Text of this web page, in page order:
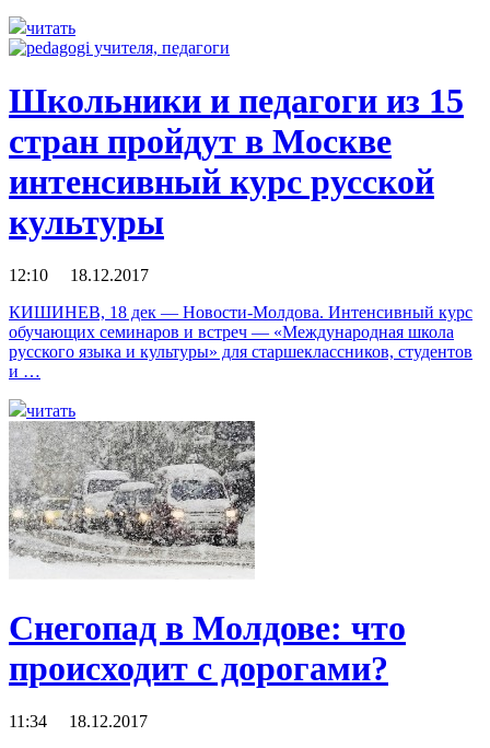
читать
Школьники и педагоги из 15
стран пройдут в Москве
интенсивный курс русской
культуры
12:10 18.12.2017
КИШИНЕВ, 18 дек — Новости-Молдова. Интенсивный курс
обучающих семинаров и встреч — «Международная школа
русского языка и культуры» для старшеклассников, студентов
и …
читать
Снегопад в Молдове: что
происходит с дорогами?
11:34 18.12.2017